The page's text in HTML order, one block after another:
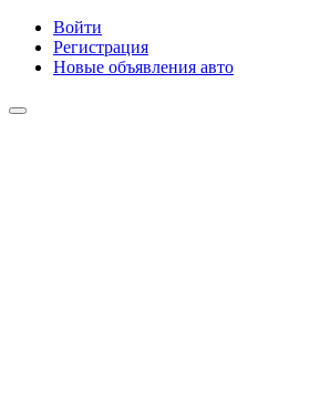
Войти
Регистрация
Новые объявления авто